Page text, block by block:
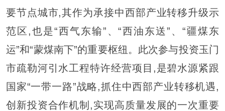
要节点城市,其作为承接中西部产业转移升级示
范区,也是“西气东输”、“西油东送”、“疆煤东
运”和“蒙煤南下”的重要枢纽。此次参与投资玉门
市疏勒河引水工程特许经营项目,是碧水源紧跟
国家“一带一路”战略,抓住中西部产业转移机遇,
创新投资合作机制,实现高质量发展的一次重要